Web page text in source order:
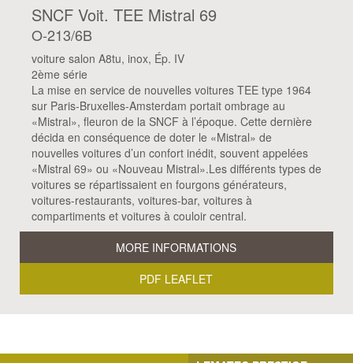
SNCF Voit. TEE Mistral 69
O-213/6B
voiture salon A8tu, inox, Ép. IV
2ème série
La mise en service de nouvelles voitures TEE type 1964
sur Paris-Bruxelles-Amsterdam portait ombrage au
«Mistral», fleuron de la SNCF à l’époque. Cette dernière
décida en conséquence de doter le «Mistral» de
nouvelles voitures d’un confort inédit, souvent appelées
«Mistral 69» ou «Nouveau Mistral».Les différents types de
voitures se répartissaient en fourgons générateurs,
voitures-restaurants, voitures-bar, voitures à
compartiments et voitures à couloir central.
MORE INFORMATIONS
PDF LEAFLET